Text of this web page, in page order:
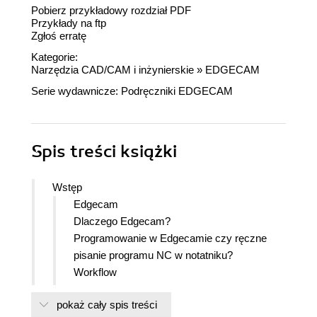
Pobierz przykładowy rozdział PDF
Przykłady na ftp
Zgłoś erratę
Kategorie:
Narzędzia CAD/CAM i inżynierskie » EDGECAM
Serie wydawnicze: Podręczniki EDGECAM
Spis treści książki
Wstęp
Edgecam
Dlaczego Edgecam?
Programowanie w Edgecamie czy ręczne
pisanie programu NC w notatniku?
Workflow
Hexagon
pokaż cały spis treści